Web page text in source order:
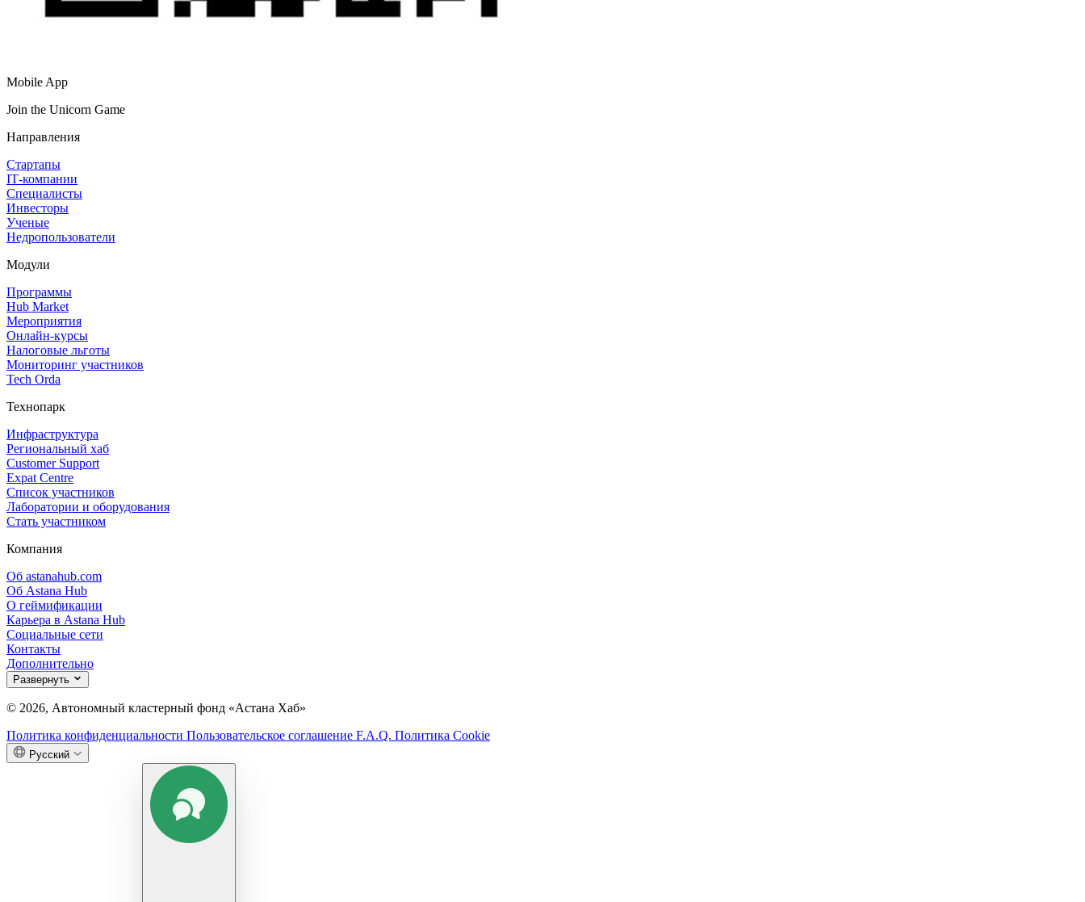
Mobile App
Join the Unicorn Game
Направления
Стартапы
IT‑компании
Специалисты
Инвесторы
Ученые
Недропользователи
Модули
Программы
Hub Market
Мероприятия
Онлайн‑курсы
Налоговые льготы
Мониторинг участников
Tech Orda
Технопарк
Инфраструктура
Региональный хаб
Customer Support
Expat Centre
Список участников
Лаборатории и оборудования
Стать участником
Компания
Об astanahub.com
Об Astana Hub
О геймификации
Карьера в Astana Hub
Социальные сети
Контакты
Дополнительно
Развернуть
© 2026, Автономный кластерный фонд «Астана Хаб»
Политика конфиденциальности Пользовательское соглашение F.A.Q. Политика Cookie
Русский